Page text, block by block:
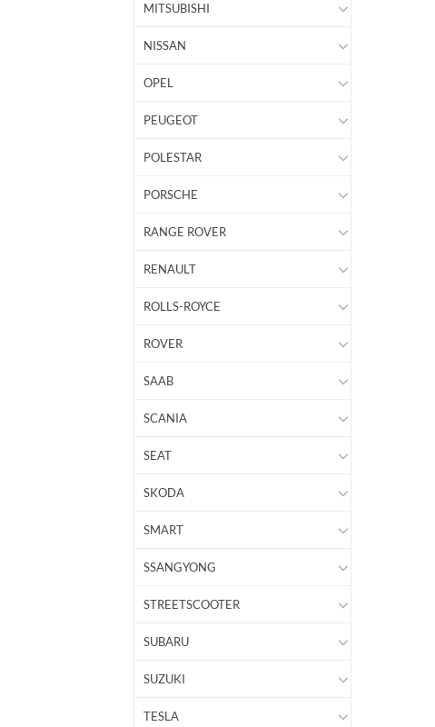
MITSUBISHI
NISSAN
OPEL
PEUGEOT
POLESTAR
PORSCHE
RANGE ROVER
RENAULT
ROLLS-ROYCE
ROVER
SAAB
SCANIA
SEAT
SKODA
SMART
SSANGYONG
STREETSCOOTER
SUBARU
SUZUKI
TESLA